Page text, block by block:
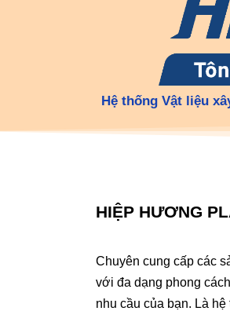
Hệ thống Vật liệu
HIỆP HƯƠNG
Chuyên cung cấp các
với đa dạng phong
nhu cầu của bạn. Là hệ